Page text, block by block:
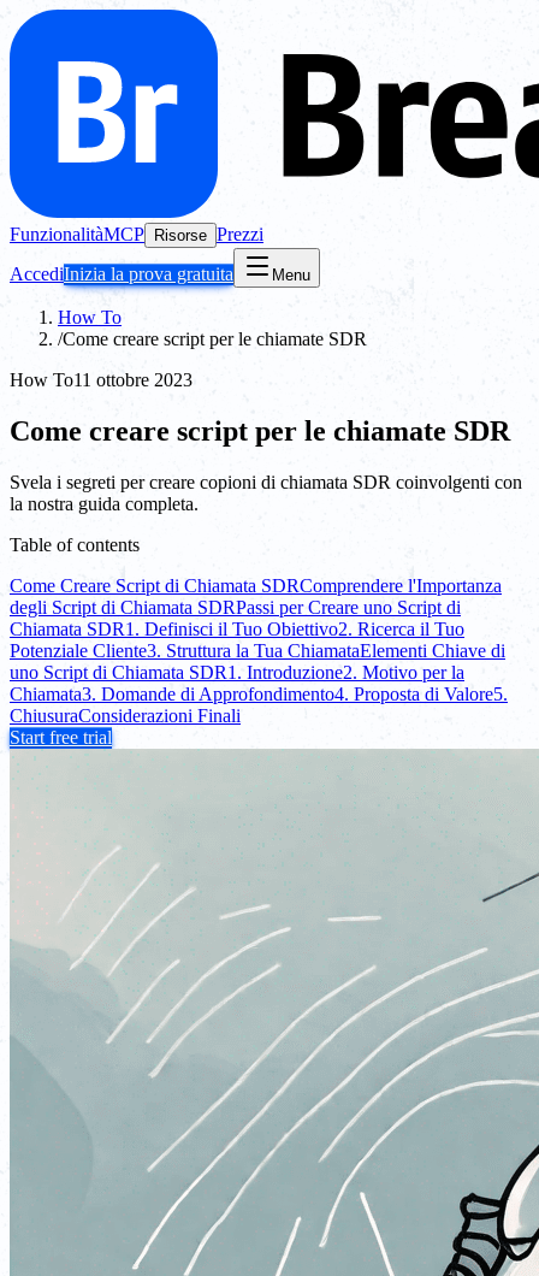
FunzionalitàMCP Risorse Prezzi
AccediInizia la prova gratuita Menu
How To
/Come creare script per le chiamate SDR
How To11 ottobre 2023
Come creare script per le chiamate SDR
Svela i segreti per creare copioni di chiamata SDR coinvolgenti con
la nostra guida completa.
Table of contents
Come Creare Script di Chiamata SDRComprendere l'Importanza
degli Script di Chiamata SDRPassi per Creare uno Script di
Chiamata SDR1. Definisci il Tuo Obiettivo2. Ricerca il Tuo
Potenziale Cliente3. Struttura la Tua ChiamataElementi Chiave di
uno Script di Chiamata SDR1. Introduzione2. Motivo per la
Chiamata3. Domande di Approfondimento4. Proposta di Valore5.
ChiusuraConsiderazioni Finali
Start free trial